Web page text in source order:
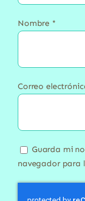
Nombre *
Correo
Guarda mi
navegador para